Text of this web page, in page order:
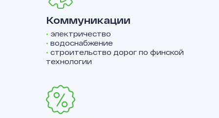
Коммуникации
• электричество
• водоснабжение
• строительство дорог по финской
технологии